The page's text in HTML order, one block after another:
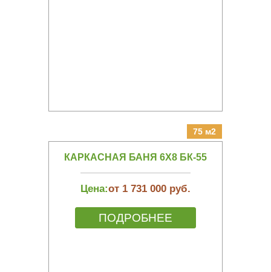
75 м2
КАРКАСНАЯ БАНЯ 6Х8 БК-55
Цена:от 1 731 000 руб.
ПОДРОБНЕЕ